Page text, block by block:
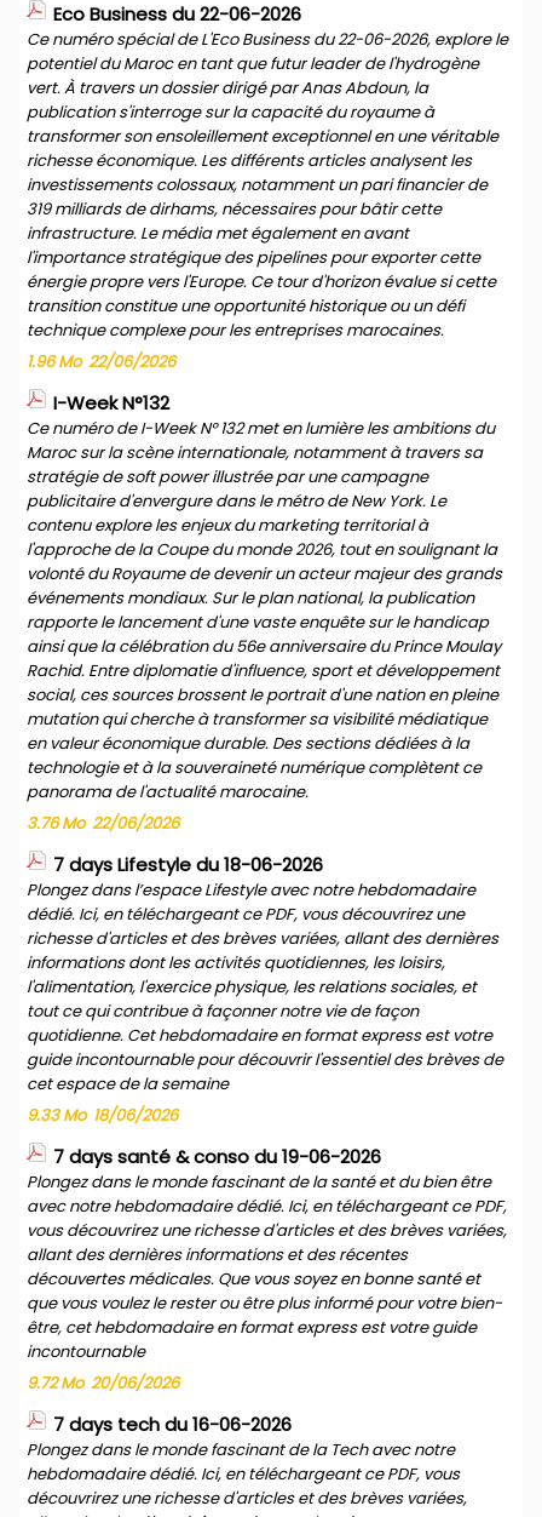
Eco Business du 22-06-2026
Ce numéro spécial de L'Eco Business du 22-06-2026, explore le
potentiel du Maroc en tant que futur leader de l'hydrogène
vert. À travers un dossier dirigé par Anas Abdoun, la
publication s'interroge sur la capacité du royaume à
transformer son ensoleillement exceptionnel en une véritable
richesse économique. Les différents articles analysent les
investissements colossaux, notamment un pari financier de
319 milliards de dirhams, nécessaires pour bâtir cette
infrastructure. Le média met également en avant
l'importance stratégique des pipelines pour exporter cette
énergie propre vers l'Europe. Ce tour d'horizon évalue si cette
transition constitue une opportunité historique ou un défi
technique complexe pour les entreprises marocaines.
1.96 Mo 22/06/2026
I-Week N°132
Ce numéro de I-Week N° 132 met en lumière les ambitions du
Maroc sur la scène internationale, notamment à travers sa
stratégie de soft power illustrée par une campagne
publicitaire d'envergure dans le métro de New York. Le
contenu explore les enjeux du marketing territorial à
l'approche de la Coupe du monde 2026, tout en soulignant la
volonté du Royaume de devenir un acteur majeur des grands
événements mondiaux. Sur le plan national, la publication
rapporte le lancement d'une vaste enquête sur le handicap
ainsi que la célébration du 56e anniversaire du Prince Moulay
Rachid. Entre diplomatie d'influence, sport et développement
social, ces sources brossent le portrait d'une nation en pleine
mutation qui cherche à transformer sa visibilité médiatique
en valeur économique durable. Des sections dédiées à la
technologie et à la souveraineté numérique complètent ce
panorama de l'actualité marocaine.
3.76 Mo 22/06/2026
7 days Lifestyle du 18-06-2026
Plongez dans l’espace Lifestyle avec notre hebdomadaire
dédié. Ici, en téléchargeant ce PDF, vous découvrirez une
richesse d'articles et des brèves variées, allant des dernières
informations dont les activités quotidiennes, les loisirs,
l'alimentation, l'exercice physique, les relations sociales, et
tout ce qui contribue à façonner notre vie de façon
quotidienne. Cet hebdomadaire en format express est votre
guide incontournable pour découvrir l'essentiel des brèves de
cet espace de la semaine
9.33 Mo 18/06/2026
7 days santé & conso du 19-06-2026
Plongez dans le monde fascinant de la santé et du bien être
avec notre hebdomadaire dédié. Ici, en téléchargeant ce PDF,
vous découvrirez une richesse d'articles et des brèves variées,
allant des dernières informations et des récentes
découvertes médicales. Que vous soyez en bonne santé et
que vous voulez le rester ou être plus informé pour votre bien-
être, cet hebdomadaire en format express est votre guide
incontournable
9.72 Mo 20/06/2026
7 days tech du 16-06-2026
Plongez dans le monde fascinant de la Tech avec notre
hebdomadaire dédié. Ici, en téléchargeant ce PDF, vous
découvrirez une richesse d'articles et des brèves variées,